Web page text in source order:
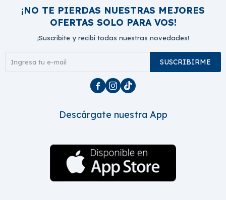
¡NO TE PIERDAS NUESTRAS MEJORES
OFERTAS SOLO PARA VOS!
¡Suscribite y recibí todas nuestras novedades!
SUSCRIBIRME
  
Descárgate nuestra App